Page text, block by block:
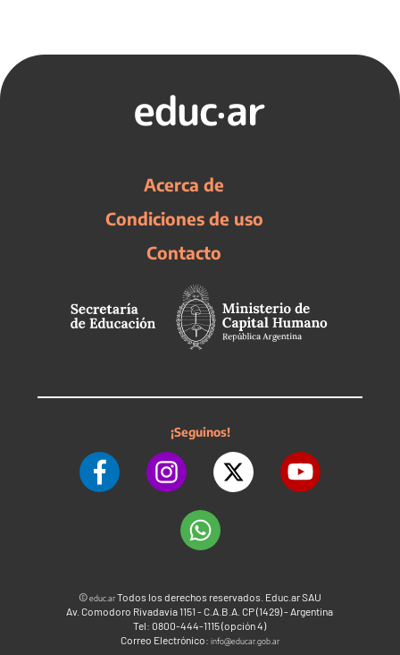
Acerca de
Condiciones de uso
Contacto
¡Seguinos!
©educ.arTodos los derechos reservados. Educ.ar SAU
Av. Comodoro Rivadavia 1151 - C.A.B.A. CP (1429) - Argentina
Tel: 0800-444-1115 (opción 4)
Correo Electrónico: info@educar.gob.ar